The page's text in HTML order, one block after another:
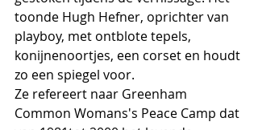
toonde Hugh Hefner, oprichter van
playboy, met ontblote tepels,
konijnenoortjes, een corset en houdt
zo een spiegel voor.
Ze refereert naar Greenham
Common Womans's Peace Camp dat